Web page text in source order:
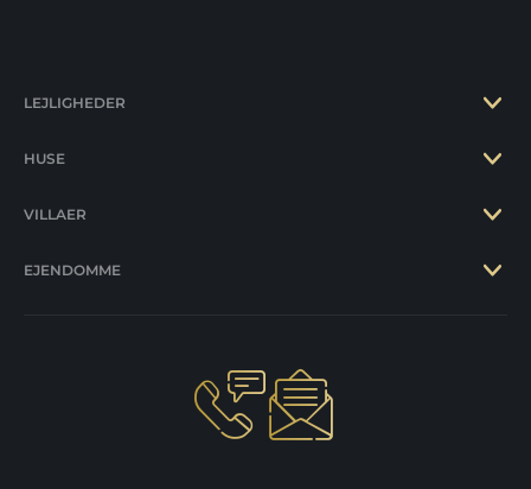
LEJLIGHEDER
HUSE
VILLAER
EJENDOMME